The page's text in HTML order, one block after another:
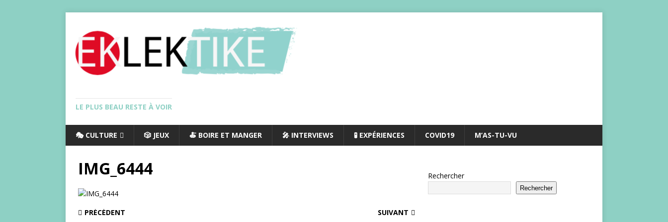
LE PLUS BEAU RESTE À VOIR
🎭 CULTURE 🎲 JEUX 🍝 BOIRE ET MANGER 🎤 INTERVIEWS 🧪 EXPÉRIENCES COVID19 M’AS-TU-VU
IMG_6444
PRÉCÉDENT SUIVANT
Rechercher
Rechercher